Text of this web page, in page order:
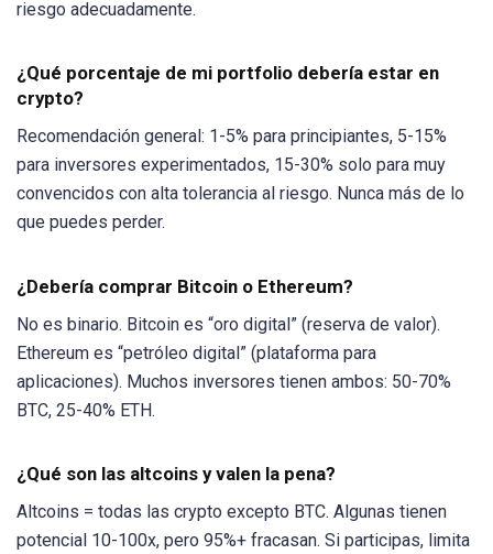
riesgo adecuadamente.
¿Qué porcentaje de mi portfolio debería estar en
crypto?
Recomendación general: 1-5% para principiantes, 5-15%
para inversores experimentados, 15-30% solo para muy
convencidos con alta tolerancia al riesgo. Nunca más de lo
que puedes perder.
¿Debería comprar Bitcoin o Ethereum?
No es binario. Bitcoin es “oro digital” (reserva de valor).
Ethereum es “petróleo digital” (plataforma para
aplicaciones). Muchos inversores tienen ambos: 50-70%
BTC, 25-40% ETH.
¿Qué son las altcoins y valen la pena?
Altcoins = todas las crypto excepto BTC. Algunas tienen
potencial 10-100x, pero 95%+ fracasan. Si participas, limita